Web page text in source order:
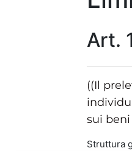
Art.
((Il
sui
Struttura